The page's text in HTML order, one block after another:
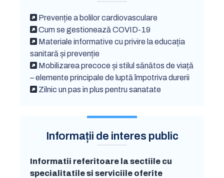
Prevenție a bolilor cardiovasculare
Cum se gestionează COVID-19
Materiale informative cu privire la educația
sanitară și prevenție
Mobilizarea precoce și stilul sănătos de viață
– elemente principale de luptă împotriva durerii
Zilnic un pas in plus pentru sanatate
Informații de interes public
Informatii referitoare la sectiile cu
specialitatile si serviciile oferite